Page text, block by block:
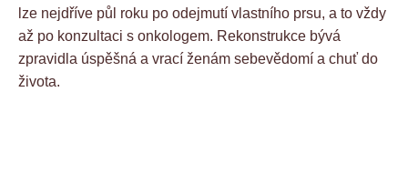
lze nejdříve půl roku po odejmutí vlastního prsu, a to vždy
až po konzultaci s onkologem. Rekonstrukce bývá
zpravidla úspěšná a vrací ženám sebevědomí a chuť do
života.